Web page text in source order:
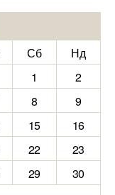
Сб
Нд
1
2
8
9
15
16
22
23
29
30